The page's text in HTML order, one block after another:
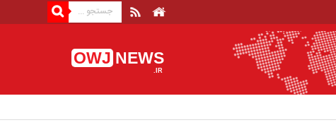
OWJ NEWS
.IR